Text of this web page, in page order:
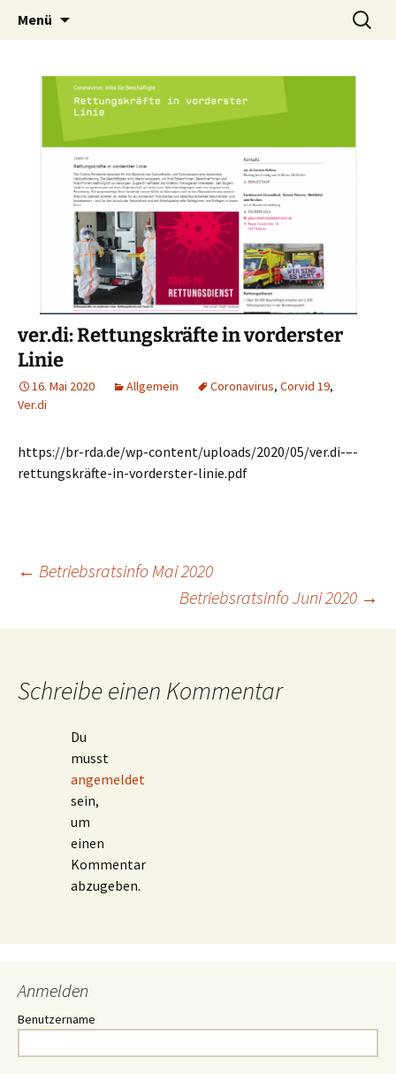
Menü
Suchen
nach:
ver.di: Rettungskräfte in vorderster
Linie
16. Mai 2020 Allgemein Coronavirus, Corvid 19,
Ver.di
https://br-rda.de/wp-content/uploads/2020/05/ver.di-–-
rettungskräfte-in-vorderster-linie.pdf
Beitragsnavigation
← Betriebsratsinfo Mai 2020
Betriebsratsinfo Juni 2020 →
Schreibe einen Kommentar
Du
musst
angemeldet
sein,
um
einen
Kommentar
abzugeben.
Anmelden
Benutzername